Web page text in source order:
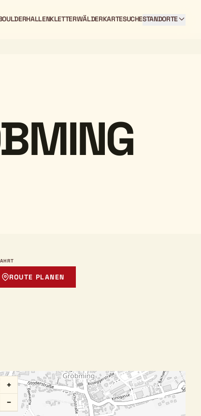
KLETTERWÄLDERKARTESUCHESTANDORTE
ROUTE PLANEN
+
−